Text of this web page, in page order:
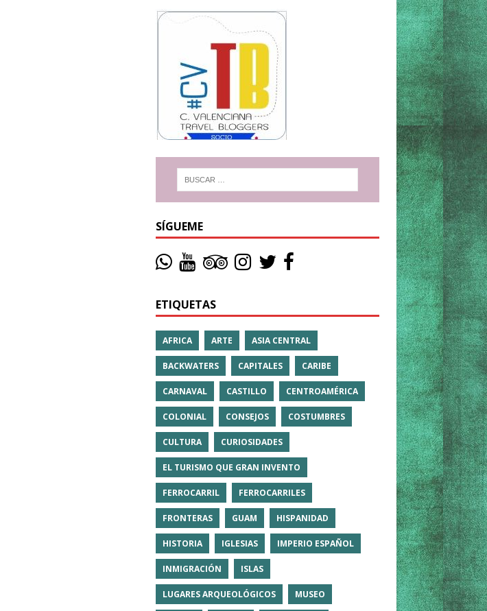
SÍGUEME
ETIQUETAS
AFRICA ARTE ASIA CENTRAL
BACKWATERS CAPITALES CARIBE
CARNAVAL CASTILLO CENTROAMÉRICA
COLONIAL CONSEJOS COSTUMBRES
CULTURA CURIOSIDADES
EL TURISMO QUE GRAN INVENTO
FERROCARRIL FERROCARRILES
FRONTERAS GUAM HISPANIDAD
HISTORIA IGLESIAS IMPERIO ESPAÑOL
INMIGRACIÓN ISLAS
LUGARES ARQUEOLÓGICOS MUSEO